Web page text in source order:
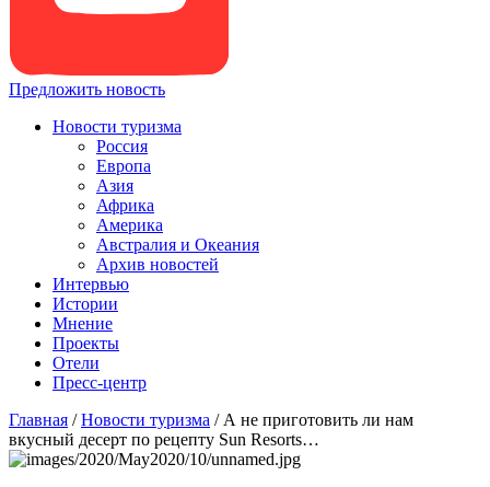
Предложить новость
Новости туризма
Россия
Европа
Азия
Африка
Америка
Австралия и Океания
Архив новостей
Интервью
Истории
Мнение
Проекты
Отели
Пресс-центр
Главная /Новости туризма / А не приготовить ли нам
вкусный десерт по рецепту Sun Resorts…